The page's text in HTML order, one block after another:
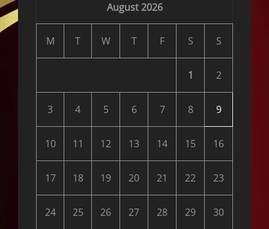
August 2026
M T W T F S S
1 2
3 4 5 6 7 8 9
10 11 12 13 14 15 16
17 18 19 20 21 22 23
24 25 26 27 28 29 30